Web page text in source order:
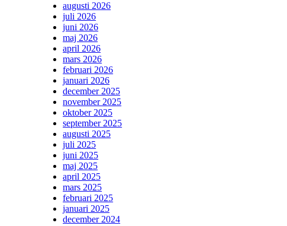
augusti 2026
juli 2026
juni 2026
maj 2026
april 2026
mars 2026
februari 2026
januari 2026
december 2025
november 2025
oktober 2025
september 2025
augusti 2025
juli 2025
juni 2025
maj 2025
april 2025
mars 2025
februari 2025
januari 2025
december 2024